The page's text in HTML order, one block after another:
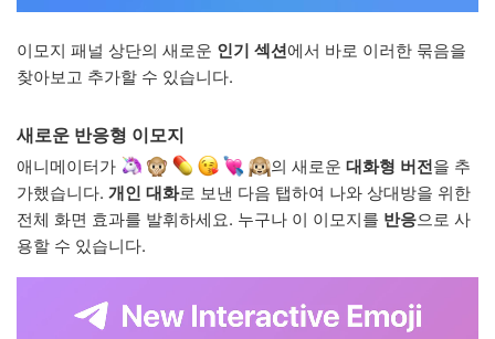
이모지 패널 상단의 새로운 인기 섹션에서 바로 이러한 묶음을
찾아보고 추가할 수 있습니다.
새로운 반응형 이모지
애니메이터가 의 새로운 대화형 버전을 추
가했습니다. 개인 대화로 보낸 다음 탭하여 나와 상대방을 위한
전체 화면 효과를 발휘하세요. 누구나 이 이모지를 반응으로 사
용할 수 있습니다.